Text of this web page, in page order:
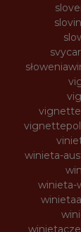
winieta-
winieta-